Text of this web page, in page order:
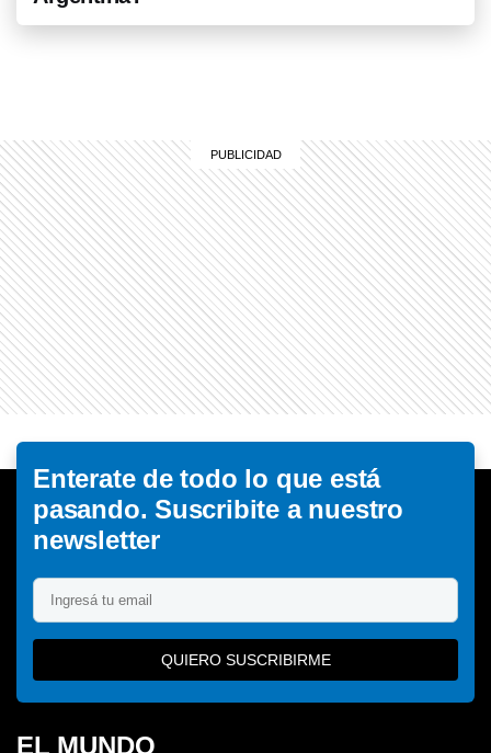
Enterate de todo lo que está
pasando. Suscribite a nuestro
newsletter
QUIERO SUSCRIBIRME
EL MUNDO